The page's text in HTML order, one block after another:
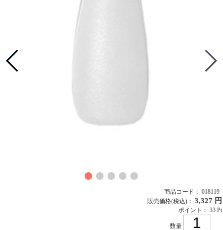
商品コード： 018119
販売価格(税込)： 3,327 円
ポイント： 33 Pt
数量